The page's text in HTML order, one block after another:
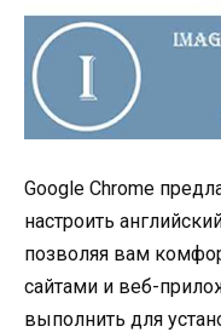
Google Chrome
настроить
позволяя вам
сайтами и веб-
выполнить для